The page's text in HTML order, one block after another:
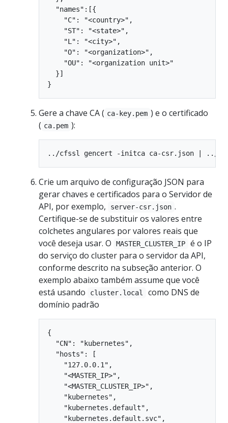
  "names":[{
    "C": "<country>",
    "ST": "<state>",
    "L": "<city>",
    "O": "<organization>",
    "OU": "<organization unit>"
  }]
Gere a chave CA ( ca-key.pem ) e o certificado
( ca.pem ):
Crie um arquivo de configuração JSON para
gerar chaves e certificados para o Servidor de
API, por exemplo,
server-csr.json .
Certifique-se de substituir os valores entre
colchetes angulares por valores reais que
você deseja usar. O
MASTER_CLUSTER_IP
é o IP
do serviço do cluster para o servidor da API,
conforme descrito na subseção anterior. O
exemplo abaixo também assume que você
está usando
cluster.local
como DNS de
domínio padrão
{
  "CN": "kubernetes",
  "hosts": [
    "127.0.0.1",
    "<MASTER_IP>",
    "<MASTER_CLUSTER_IP>",
    "kubernetes",
    "kubernetes.default",
    "kubernetes.default.svc",